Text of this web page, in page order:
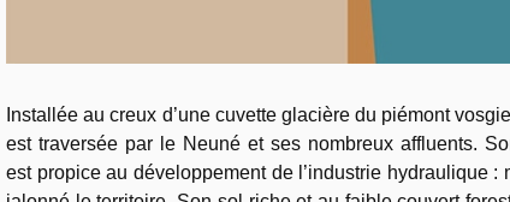
Installée au creux d’une cuvette glacière du piémont
est traversée par le Neuné et ses nombreux affluents.
est propice au développement de l’industrie hydraulique :